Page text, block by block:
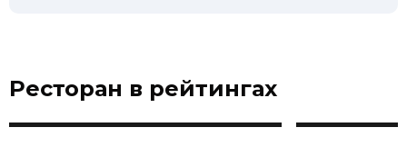
Ресторан в рейтингах